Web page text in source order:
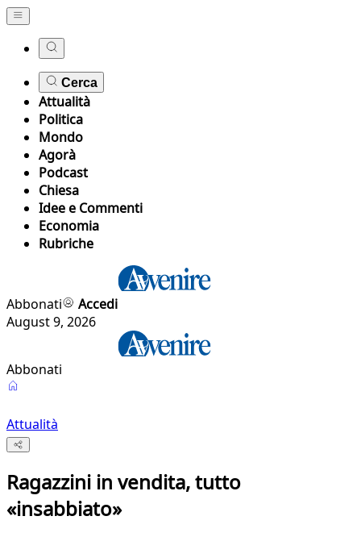
Cerca
Attualità
Politica
Mondo
Agorà
Podcast
Chiesa
Idee e Commenti
Economia
Rubriche
Abbonati
Accedi
August 9, 2026
Abbonati
Attualità
Ragazzini in vendita, tutto
«insabbiato»